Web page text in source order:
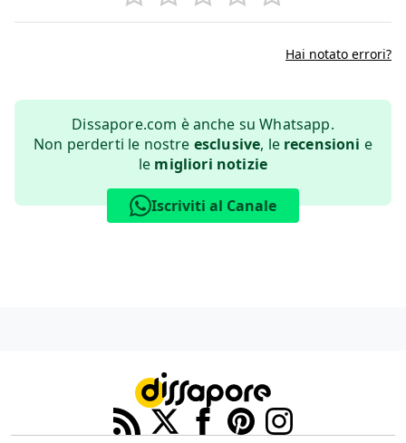
Hai notato errori?
Dissapore.com è anche su Whatsapp.
Non perderti le nostre esclusive, le recensioni e
le migliori notizie
Iscriviti al Canale